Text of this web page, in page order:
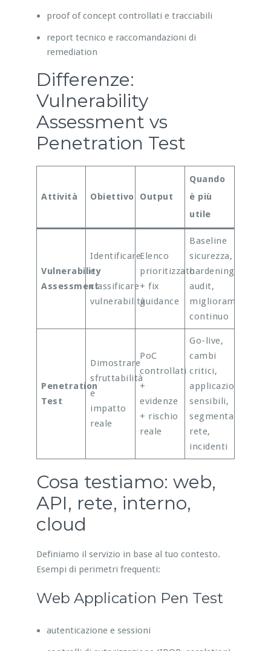
proof of concept controllati e tracciabili
report tecnico e raccomandazioni di
remediation
Differenze:
Vulnerability
Assessment vs
Penetration Test
Attività Obiettivo Output
Quando
è più
utile
Vulnerability
Assessment
Identificare
e
classificare
vulnerabilità
Elenco
prioritizzato
+ fix
guidance
Baseline
sicurezza,
hardening,
audit,
miglioramento
continuo
Penetration
Test
Dimostrare
sfruttabilità
e
impatto
reale
PoC
controllati
+
evidenze
+ rischio
reale
Go-live,
cambi
critici,
applicazioni
sensibili,
segmentazione
rete,
incidenti
Cosa testiamo: web,
API, rete, interno,
cloud
Definiamo il servizio in base al tuo contesto.
Esempi di perimetri frequenti:
Web Application Pen Test
autenticazione e sessioni